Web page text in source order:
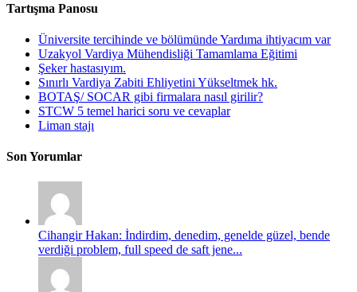
Tartışma Panosu
Üniversite tercihinde ve bölümünde Yardıma ihtiyacım var
Uzakyol Vardiya Mühendisliği Tamamlama Eğitimi
Şeker hastasıyım.
Sınırlı Vardiya Zabiti Ehliyetini Yükseltmek hk.
BOTAŞ/ SOCAR gibi firmalara nasıl girilir?
STCW 5 temel harici soru ve cevaplar
Liman stajı
Son Yorumlar
Cihangir Hakan: İndirdim, denedim, genelde güzel, bende
verdiği problem, full speed de saft jene...